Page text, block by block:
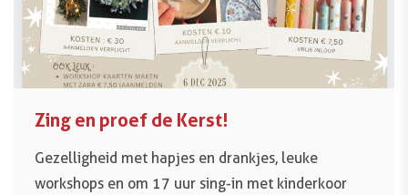
Zing en proef de Kerst!
Gezelligheid met hapjes en drankjes, leuke
workshops en om 17 uur sing-in met kinderkoor